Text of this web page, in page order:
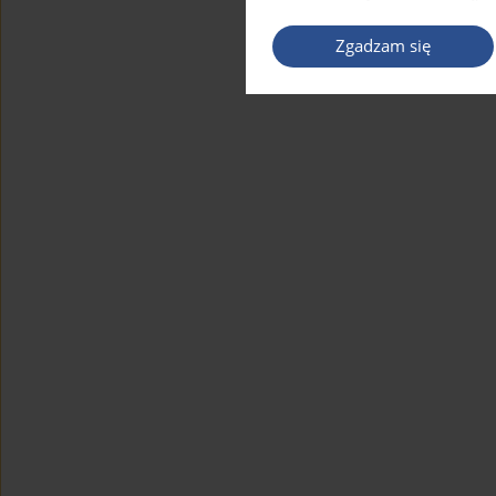
Zgadzam się